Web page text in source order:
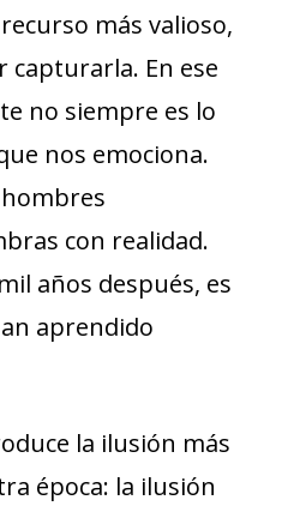
más valioso,
En ese
no siempre es lo
nos emociona.
con realidad.
años después, es
aprendido
la ilusión más
época: la ilusión